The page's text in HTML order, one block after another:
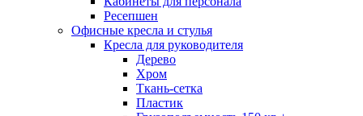
Ресепшен
Офисные кресла и стулья
Кресла для руководителя
Дерево
Хром
Ткань-сетка
Пластик